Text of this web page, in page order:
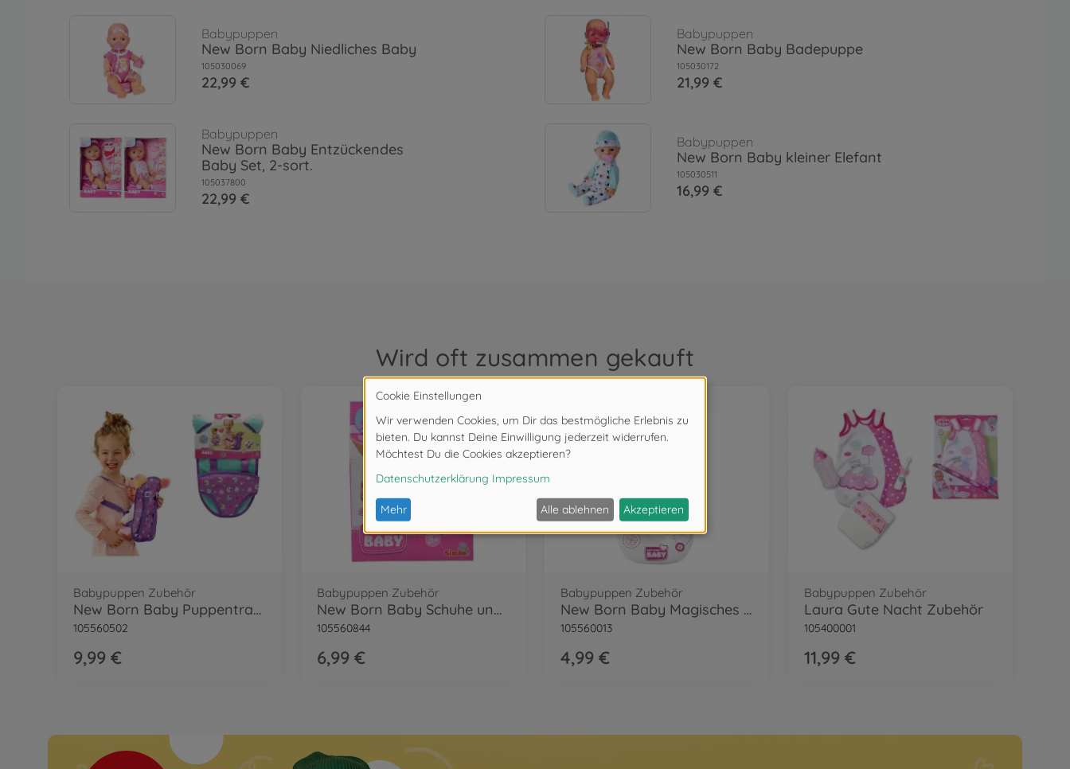
Babypuppen
New Born Baby Niedliches Baby
105030069
22,99 €
Babypuppen
New Born Baby Badepuppe
105030172
21,99 €
Babypuppen
New Born Baby Entzückendes
Baby Set, 2-sort.
105037800
22,99 €
Babypuppen
New Born Baby kleiner Elefant
105030511
16,99 €
Wird oft zusammen gekauft
Babypuppen Zubehör
New Born Baby Puppentragesitz
105560502
9,99 €
Babypuppen Zubehör
New Born Baby Schuhe und Socken, 4-sort.
105560844
6,99 €
Babypuppen Zubehör
New Born Baby Magisches Milchfläschchen
105560013
4,99 €
Babypuppen Zubehör
Laura Gute Nacht Zubehör
105400001
11,99 €